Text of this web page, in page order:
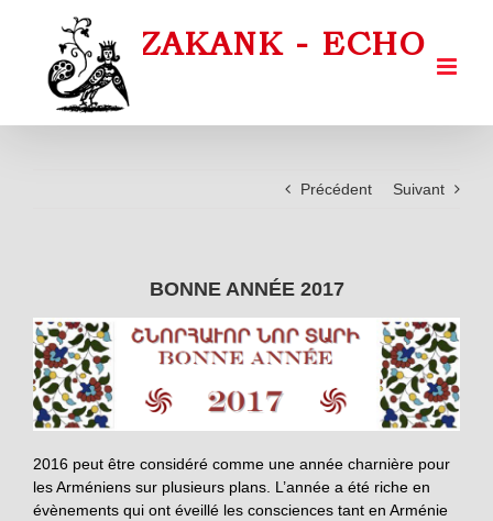
Précédent Suivant
BONNE ANNÉE 2017
2016 peut être considéré comme une année charnière pour
les Arméniens sur plusieurs plans. L’année a été riche en
évènements qui ont éveillé les consciences tant en Arménie